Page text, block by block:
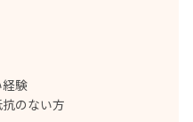
験
のない方